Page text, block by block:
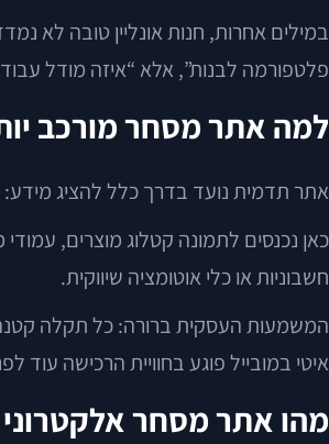
במילים אחרות, חנות אונליין טובה לא
פלטפורמה לבנות”, אלא “איזה מודל
למה אתר מסחר מורכב
אתר תדמית נועד בדרך כלל להציג
חשבוניות או כלי אוטומציה שיווקית.
איטי במובייל פוגע בחוויית הרכישה עוד
מהו אתר מסחר